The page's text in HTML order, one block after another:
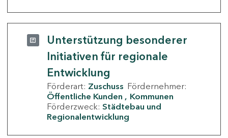
Unterstützung besonderer
Initiativen für regionale
Entwicklung
Förderart: Zuschuss Fördernehmer:
Öffentliche Kunden
Kommunen
Förderzweck: Städtebau und
Regionalentwicklung